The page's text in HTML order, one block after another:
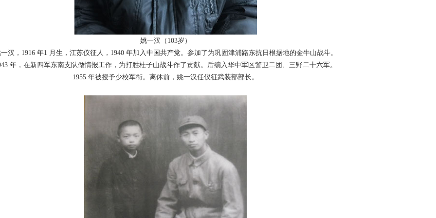
姚一汉（103岁）
汉，1916 年1 月生，江苏仪征人，1940 年加入中国共产党。参加了为巩固津浦路东抗日根据地的金牛山战斗。
年，在新四军东南支队做情报工作，为打胜桂子山战斗作了贡献。后编入华中军区警卫二团、三野二十六军。
1955 年被授予少校军衔。离休前，姚一汉任仪征武装部部长。